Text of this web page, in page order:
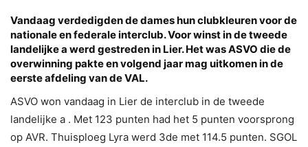
Vandaag verdedigden de dames hun clubkleuren voor de
nationale en federale interclub. Voor winst in de tweede
landelijke a werd gestreden in Lier. Het was ASVO die de
overwinning pakte en volgend jaar mag uitkomen in de
eerste afdeling van de VAL.
ASVO won vandaag in Lier de interclub in de tweede
landelijke a . Met 123 punten had het 5 punten voorsprong
op AVR. Thuisploeg Lyra werd 3de met 114.5 punten. SGOL